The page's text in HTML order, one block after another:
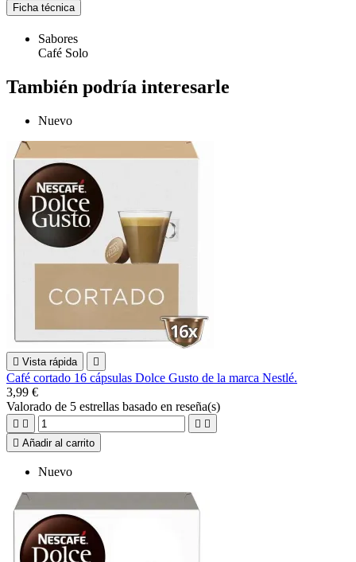
Ficha técnica
Sabores
Café Solo
También podría interesarle
Nuevo
 Vista rápida 
Café cortado 16 cápsulas Dolce Gusto de la marca Nestlé.
3,99 €
Valorado de 5 estrellas basado en reseña(s)
   
 Añadir al carrito
Nuevo